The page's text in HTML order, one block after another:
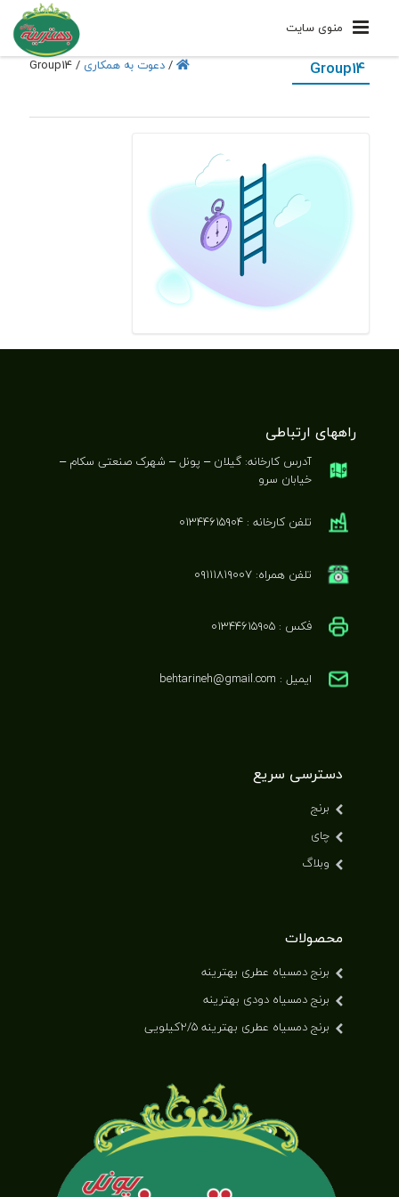
منوی سایت
/دعوت به همکاری /
Group14 Group14
راههای ارتباطی
آدرس کارخانه: گیلان – پونل – شهرک صنعتی سکام –
خیابان سرو
تلفن کارخانه : ۰۱۳۴۴۶۱۵۹۰۴
تلفن همراه: ۰۹۱۱۱۸۱۹۰۰۷
فکس : ۰۱۳۴۴۶۱۵۹۰۵
ایمیل : behtarineh@gmail.com
دسترسی سریع
برنج
چای
وبلاگ
محصولات
برنج دمسیاه عطری بهترینه
برنج دمسیاه دودی بهترینه
برنج دمسیاه عطری بهترینه ۲/۵کیلویی